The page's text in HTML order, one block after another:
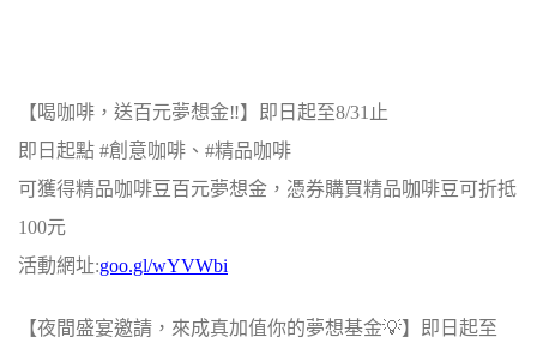
【喝咖啡，送百元夢想金‼】即日起至8/31止
即日起點 #創意咖啡、#精品咖啡
可獲得精品咖啡豆百元夢想金，憑券購買精品咖啡豆可折抵
100元
活動網址:goo.gl/wYVWbi
【夜間盛宴邀請，來成真加值你的夢想基金💡】即日起至